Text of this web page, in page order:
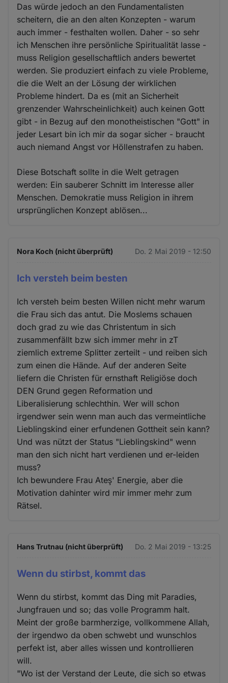
Das würde jedoch an den Fundamentalisten
scheitern, die an den alten Konzepten - warum
auch immer - festhalten wollen. Daher - so sehr
ich Menschen ihre persönliche Spiritualität lasse -
muss Religion gesellschaftlich anders bewertet
werden. Sie produziert einfach zu viele Probleme,
die die Welt an der Lösung der wirklichen
Probleme hindert. Da es (mit an Sicherheit
grenzender Wahrscheinlichkeit) auch keinen Gott
gibt - in Bezug auf den monotheistischen "Gott" in
jeder Lesart bin ich mir da sogar sicher - braucht
auch niemand Angst vor Höllenstrafen zu haben.
Diese Botschaft sollte in die Welt getragen
werden: Ein sauberer Schnitt im Interesse aller
Menschen. Demokratie muss Religion in ihrem
ursprünglichen Konzept ablösen...
Nora Koch (nicht überprüft) Do. 2 Mai 2019 - 12:50
Ich versteh beim besten
Ich versteh beim besten Willen nicht mehr warum
die Frau sich das antut. Die Moslems schauen
doch grad zu wie das Christentum in sich
zusammenfällt bzw sich immer mehr in zT
ziemlich extreme Splitter zerteilt - und reiben sich
zum einen die Hände. Auf der anderen Seite
liefern die Christen für ernsthaft Religiöse doch
DEN Grund gegen Reformation und
Liberalisierung schlechthin. Wer will schon
irgendwer sein wenn man auch das vermeintliche
Lieblingskind einer erfundenen Gottheit sein kann?
Und was nützt der Status "Lieblingskind" wenn
man den sich nicht hart verdienen und er-leiden
muss?
Ich bewundere Frau Ateş' Energie, aber die
Motivation dahinter wird mir immer mehr zum
Rätsel.
Hans Trutnau (nicht überprüft) Do. 2 Mai 2019 - 13:25
Wenn du stirbst, kommt das
Wenn du stirbst, kommt das Ding mit Paradies,
Jungfrauen und so; das volle Programm halt.
Meint der große barmherzige, vollkommene Allah,
der irgendwo da oben schwebt und wunschlos
perfekt ist, aber alles wissen und kontrollieren
will.
"Wo ist der Verstand der Leute, die sich so etwas